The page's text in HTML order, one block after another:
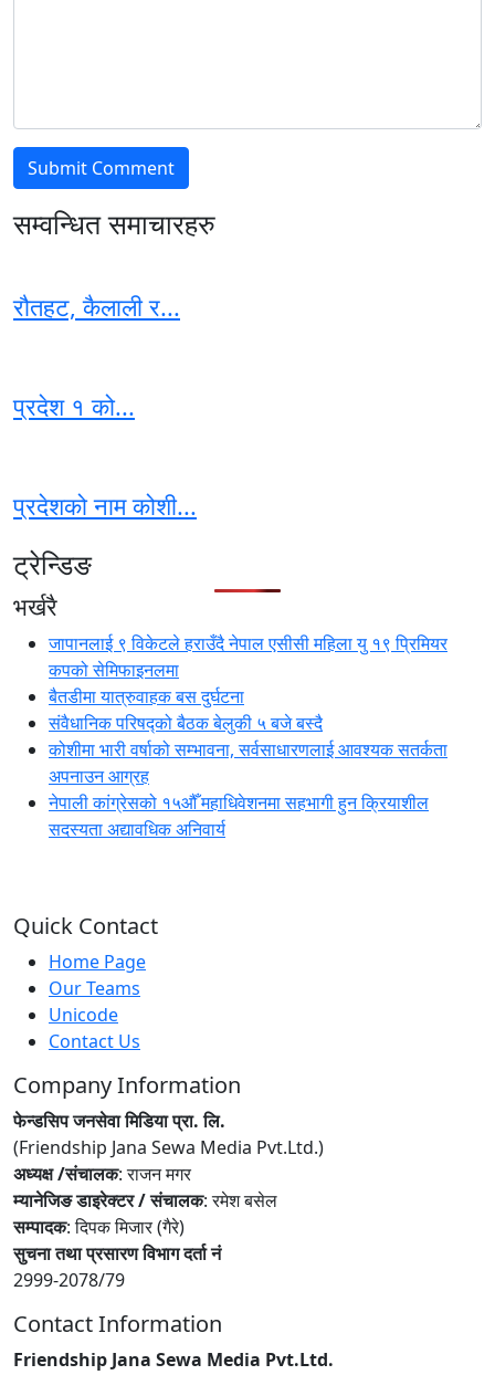
सम्वन्धित समाचारहरु
रौतहट, कैलाली र...
प्रदेश १ को...
प्रदेशको नाम कोशी...
ट्रेन्डिङ
भर्खरै
जापानलाई ९ विकेटले हराउँदै नेपाल एसीसी महिला यु १९ प्रिमियर
कपको सेमिफाइनलमा
बैतडीमा यात्रुवाहक बस दुर्घटना
संवैधानिक परिषद्को बैठक बेलुकी ५ बजे बस्दै
कोशीमा भारी वर्षाको सम्भावना, सर्वसाधारणलाई आवश्यक सतर्कता
अपनाउन आग्रह
नेपाली कांग्रेसको १५औँ महाधिवेशनमा सहभागी हुन क्रियाशील
सदस्यता अद्यावधिक अनिवार्य
Quick Contact
Home Page
Our Teams
Unicode
Contact Us
Company Information
फेन्डसिप जनसेवा मिडिया प्रा. लि.
(Friendship Jana Sewa Media Pvt.Ltd.)
अध्यक्ष /संचालक: राजन मगर
म्यानेजिङ डाइरेक्टर / संचालक: रमेश बसेल
सम्पादक: दिपक मिजार (गैरे)
सुचना तथा प्रसारण विभाग दर्ता नं
2999-2078/79
Contact Information
Friendship Jana Sewa Media Pvt.Ltd.